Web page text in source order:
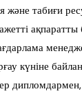
және табиғи
күніне